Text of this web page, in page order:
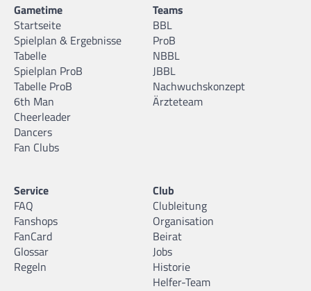
Gametime
Startseite
Spielplan & Ergebnisse
Tabelle
Spielplan ProB
Tabelle ProB
6th Man
Cheerleader
Dancers
Fan Clubs
Teams
BBL
ProB
NBBL
JBBL
Nachwuchskonzept
Ärzteteam
Service
FAQ
Fanshops
FanCard
Glossar
Regeln
Club
Clubleitung
Organisation
Beirat
Jobs
Historie
Helfer-Team